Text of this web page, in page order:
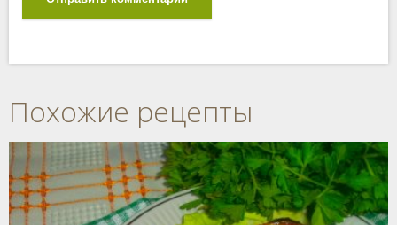
Похожие рецепты